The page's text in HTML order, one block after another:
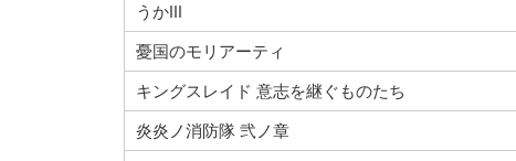
うかIII
憂国のモリアーティ
キングスレイド 意志を継ぐものたち
炎炎ノ消防隊 弐ノ章